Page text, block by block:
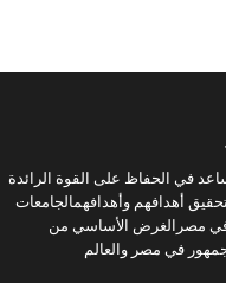
في الحفاظ على القوة الرائدة
أهدافهم وأهدافهمالجامعات
الجماعي لأكثر من 75 جامعة في مصرالغرض الأساسي من
في مصر والعالم